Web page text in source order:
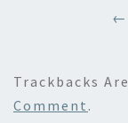
←
Trackbacks
Comment .